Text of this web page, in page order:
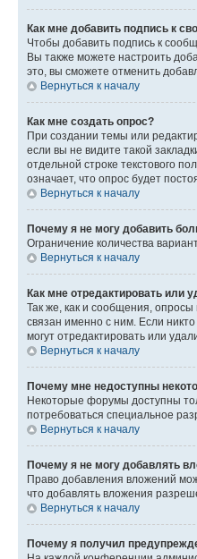
Как мне добавить подпись к
Чтобы добавить подпись к
Вы также можете настроить
это, вы сможете отменить
Вернуться к началу
Как мне создать опрос?
При создании темы или
если вы не видите такой
отдельной строке текстового
означает, что опрос будет
Вернуться к началу
Почему я не могу добавить
Ограничение количества
Вернуться к началу
Как мне отредактировать или
Так же, как и сообщения,
связан именно с ним. Если
могут отредактировать или
Вернуться к началу
Почему мне недоступны
Некоторые форумы доступны
потребоваться специальное
Вернуться к началу
Почему я не могу добавлять
Право добавления вложений
что добавлять вложения
Вернуться к началу
Почему я получил